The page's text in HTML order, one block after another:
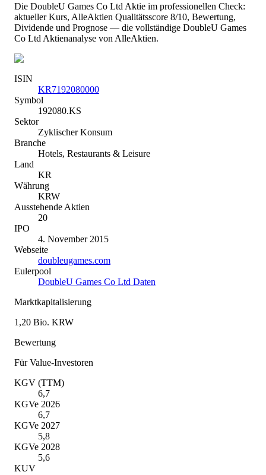
Die DoubleU Games Co Ltd Aktie im professionellen Check:
aktueller Kurs, AlleAktien Qualitätsscore 8/10, Bewertung,
Dividende und Prognose — die vollständige DoubleU Games
Co Ltd Aktienanalyse von AlleAktien.
ISIN
KR7192080000
Symbol
192080.KS
Sektor
Zyklischer Konsum
Branche
Hotels, Restaurants & Leisure
Land
KR
Währung
KRW
Ausstehende Aktien
20
IPO
4. November 2015
Webseite
doubleugames.com
Eulerpool
DoubleU Games Co Ltd Daten
Marktkapitalisierung
1,20 Bio. KRW
Bewertung
Für Value-Investoren
KGV (TTM)
6,7
KGVe 2026
6,7
KGVe 2027
5,8
KGVe 2028
5,6
KUV